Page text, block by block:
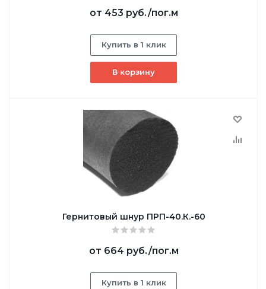
от 453 руб./пог.м
Купить в 1 клик
В корзину
Гернитовый шнур ПРП-40.К.-60
от 664 руб./пог.м
Купить в 1 клик